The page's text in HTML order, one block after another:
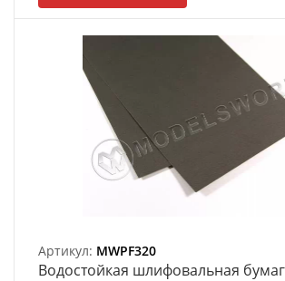
Артикул: MWPF320
Bодостойкая шлифовальная